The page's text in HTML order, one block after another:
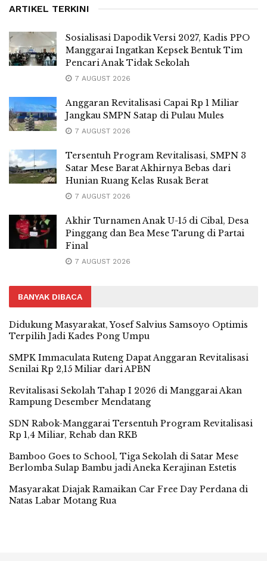
ARTIKEL TERKINI
Sosialisasi Dapodik Versi 2027, Kadis PPO
Manggarai Ingatkan Kepsek Bentuk Tim
Pencari Anak Tidak Sekolah
7 AUGUST 2026
Anggaran Revitalisasi Capai Rp 1 Miliar
Jangkau SMPN Satap di Pulau Mules
7 AUGUST 2026
Tersentuh Program Revitalisasi, SMPN 3
Satar Mese Barat Akhirnya Bebas dari
Hunian Ruang Kelas Rusak Berat
7 AUGUST 2026
Akhir Turnamen Anak U-15 di Cibal, Desa
Pinggang dan Bea Mese Tarung di Partai
Final
7 AUGUST 2026
BANYAK DIBACA
Didukung Masyarakat, Yosef Salvius Samsoyo Optimis
Terpilih Jadi Kades Pong Umpu
SMPK Immaculata Ruteng Dapat Anggaran Revitalisasi
Senilai Rp 2,15 Miliar dari APBN
Revitalisasi Sekolah Tahap I 2026 di Manggarai Akan
Rampung Desember Mendatang
SDN Rabok-Manggarai Tersentuh Program Revitalisasi
Rp 1,4 Miliar, Rehab dan RKB
Bamboo Goes to School, Tiga Sekolah di Satar Mese
Berlomba Sulap Bambu jadi Aneka Kerajinan Estetis
Masyarakat Diajak Ramaikan Car Free Day Perdana di
Natas Labar Motang Rua